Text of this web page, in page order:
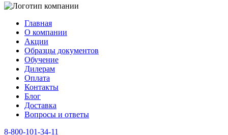
Главная
О компании
Акции
Образцы документов
Обучение
Дилерам
Оплата
Контакты
Блог
Доставка
Вопросы и ответы
8-800-101-34-11